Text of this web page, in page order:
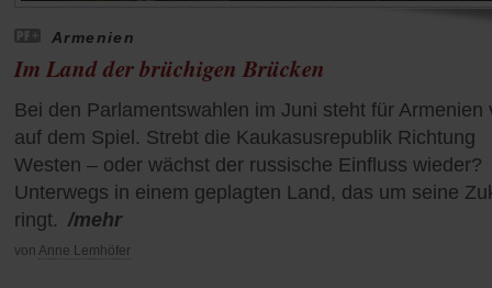
Armenien
Im Land der brüchigen Brücken
Bei den Parlamentswahlen im Juni steht für Armenien
auf dem Spiel. Strebt die Kaukasusrepublik Richtung
Westen – oder wächst der russische Einfluss wieder?
Unterwegs in einem geplagten Land, das um seine
ringt. /mehr
von Anne Lemhöfer